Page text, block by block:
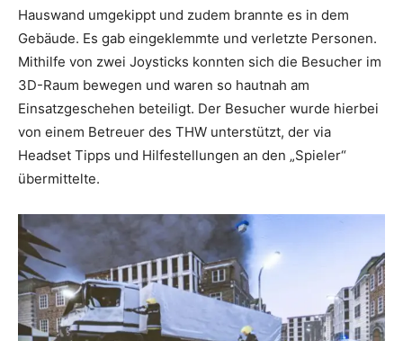
Hauswand umgekippt und zudem brannte es in dem
Gebäude. Es gab eingeklemmte und verletzte Personen.
Mithilfe von zwei Joysticks konnten sich die Besucher im
3D-Raum bewegen und waren so hautnah am
Einsatzgeschehen beteiligt. Der Besucher wurde hierbei
von einem Betreuer des THW unterstützt, der via
Headset Tipps und Hilfestellungen an den „Spieler“
übermittelte.